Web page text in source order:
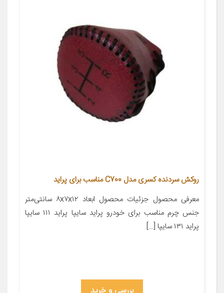
روکش سردنده کسری مدل C700 مناسب برای پراید
معرفی محصول جزئیات محصول ابعاد ۸x۷x۱۲ سانتی‌متر
جنس چرم مناسب برای خودرو پراید سایپا پراید ۱۱۱ سایپا
پراید ۱۳۱ سایپا […]